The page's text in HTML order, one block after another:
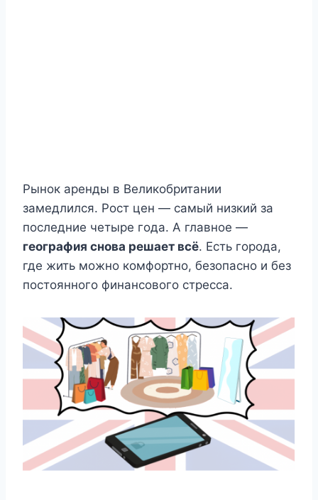
Рынок аренды в Великобритании
замедлился. Рост цен — самый низкий за
последние четыре года. А главное —
география снова решает всё. Есть города,
где жить можно комфортно, безопасно и без
постоянного финансового стресса.